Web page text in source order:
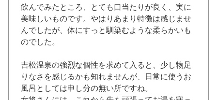
飲んでみたところ、とても口当たりが良く、実に
美味しいものです。やはりあまり特徴は感じませ
んでしたが、体にすっと馴染むような柔らかいも
のでした。
吉松温泉の強烈な個性を求めて入ると、少し物足
りなさを感じるかも知れませんが、日常に使うお
風呂としては申し分の無い所ですね。